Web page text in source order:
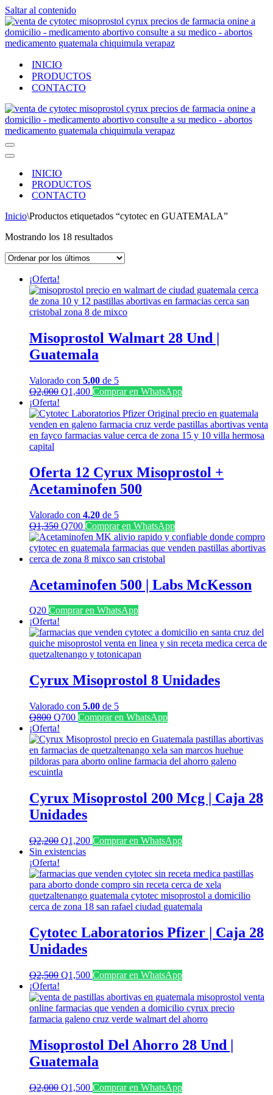
Saltar al contenido
INICIO
PRODUCTOS
CONTACTO
Menú
de
Menú
navegación
INICIO
PRODUCTOS
CONTACTO
Inicio\Productos etiquetados “cytotec en GUATEMALA”
Mostrando los 18 resultadosOrdenado
los
¡Oferta!
Misoprostol Walmart 28 Und |
Guatemala
Valorado con 5.00 de 5
Q2,000 El
original
era:
Q2,000.
Q1,400El
actual
es:
Q1,400.
Comprar en WhatsApp
¡Oferta!
Oferta 12 Cyrux Misoprostol +
Acetaminofen 500
Valorado con 4.20 de 5
Q1,350 El
precio
original
era:
Q700El
precio
actual
es:
Comprar en WhatsApp
Acetaminofen 500 | Labs McKesson
Q20 Comprar en WhatsApp
¡Oferta!
Cyrux Misoprostol 8 Unidades
Valorado con 5.00 de 5
Q800 El
precio
original
era:
Q800.
Q700El
actual
es:
Q700.
Comprar en WhatsApp
¡Oferta!
Cyrux Misoprostol 200 Mcg | Caja 28
Unidades
Q2,200 El
precio
era:
Q2,200.
Q1,200El
es:
Q1,200.
Comprar en WhatsApp
Sin existencias
¡Oferta!
Cytotec Laboratorios Pfizer | Caja 28
Unidades
Q2,500 El
original
era:
Q2,500.
Q1,500El
actual
es:
Q1,500.
Comprar en WhatsApp
¡Oferta!
Misoprostol Del Ahorro 28 Und |
Guatemala
Q2,000 El
Q1,500ElComprar en WhatsApp